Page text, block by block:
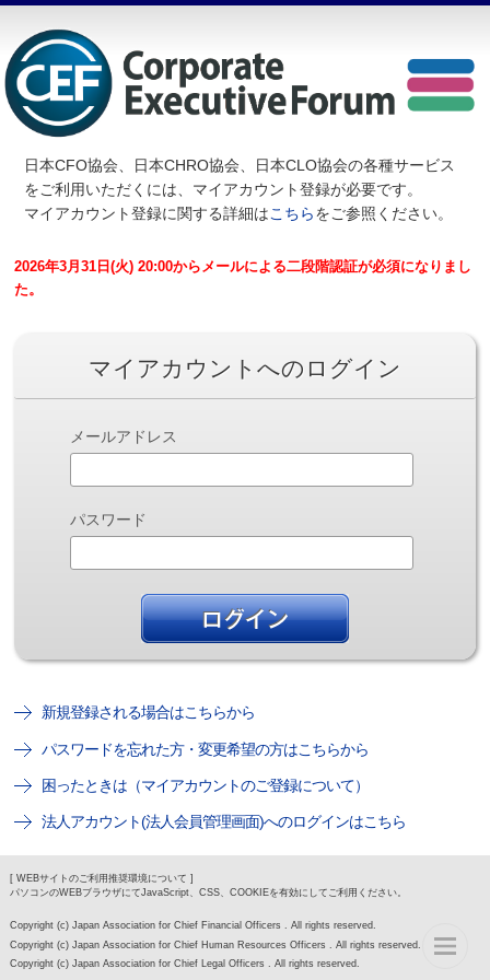
日本CFO協会、日本CHRO協会、日本CLO協会の各種サービス
をご利用いただくには、マイアカウント登録が必要です。
マイアカウント登録に関する詳細はこちらをご参照ください。
2026年3月31日(火) 20:00からメールによる二段階認証が必須になりまし
た。
マイアカウントへのログイン
メールアドレス
パスワード
新規登録される場合はこちらから
パスワードを忘れた方・変更希望の方はこちらから
困ったときは（マイアカウントのご登録について）
法人アカウント(法人会員管理画面)へのログインはこちら
[ WEBサイトのご利用推奨環境について ]
パソコンのWEBブラウザにてJavaScript、CSS、COOKIEを有効にしてご利用ください。
Copyright (c) Japan Association for Chief Financial Officers . All rights reserved.
Copyright (c) Japan Association for Chief Human Resources Officers . All rights reserved.
Copyright (c) Japan Association for Chief Legal Officers . All rights reserved.